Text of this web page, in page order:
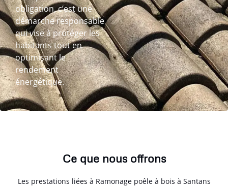
obligation, c’est une
démarche responsable
qui vise à protéger les
habitants tout en
optimisant le
rendement
énergétique.
Ce que nous offrons
Les prestations liées à Ramonage poêle à bois à Santans